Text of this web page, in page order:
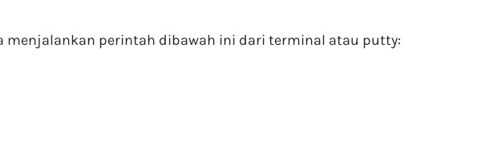
perintah dibawah ini dari terminal atau putty: